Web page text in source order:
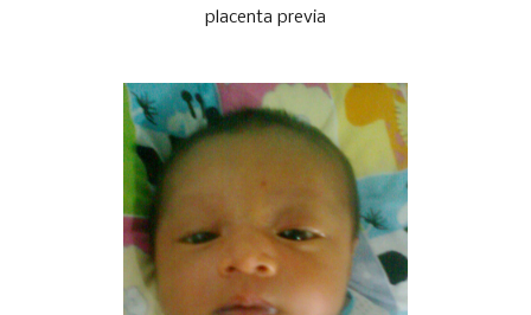
placenta previa